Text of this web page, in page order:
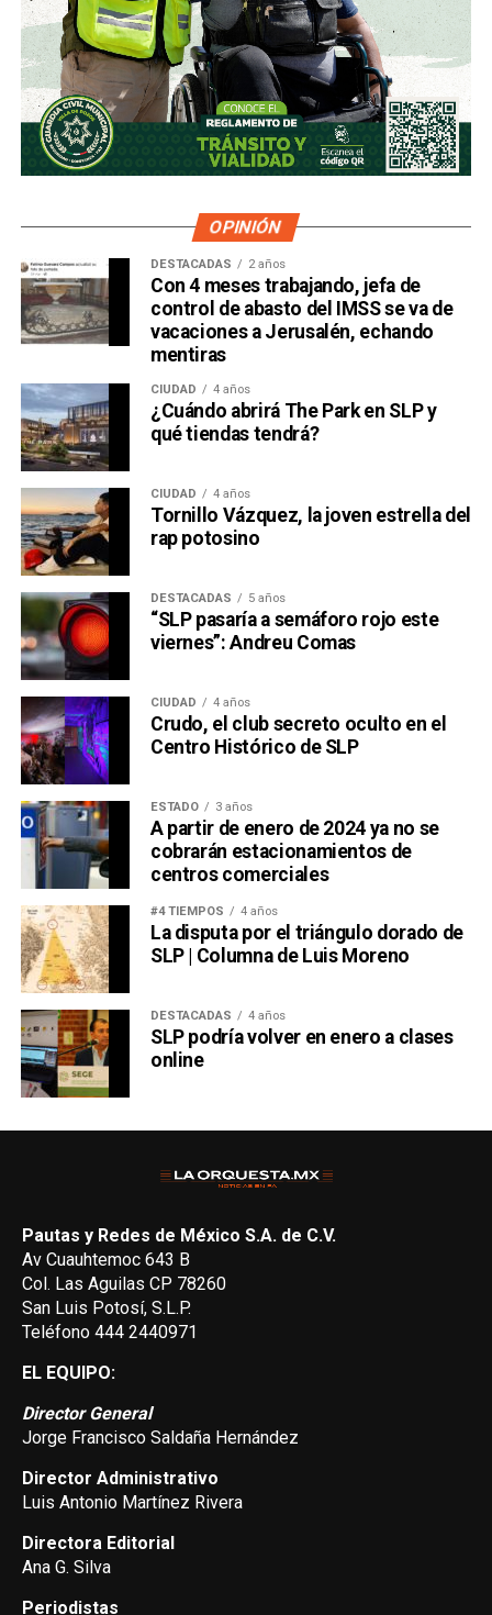
OPINIÓN
DESTACADAS 2 años
Con 4 meses trabajando, jefa de
control de abasto del IMSS se va de
vacaciones a Jerusalén, echando
mentiras
CIUDAD 4 años
¿Cuándo abrirá The Park en SLP y
qué tiendas tendrá?
CIUDAD 4 años
Tornillo Vázquez, la joven estrella del
rap potosino
DESTACADAS 5 años
“SLP pasaría a semáforo rojo este
viernes”: Andreu Comas
CIUDAD 4 años
Crudo, el club secreto oculto en el
Centro Histórico de SLP
ESTADO 3 años
A partir de enero de 2024 ya no se
cobrarán estacionamientos de
centros comerciales
#4 TIEMPOS 4 años
La disputa por el triángulo dorado de
SLP | Columna de Luis Moreno
DESTACADAS 4 años
SLP podría volver en enero a clases
online
Pautas y Redes de México S.A. de C.V.
Av Cuauhtemoc 643 B
Col. Las Aguilas CP 78260
San Luis Potosí, S.L.P.
Teléfono 444 2440971
EL EQUIPO:
Director General
Jorge Francisco Saldaña Hernández
Director Administrativo
Luis Antonio Martínez Rivera
Directora Editorial
Ana G. Silva
Periodistas